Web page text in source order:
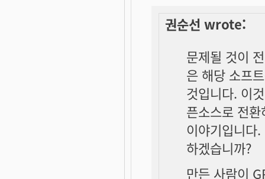
권순선 wrote:
문제될 것이
은 해당 소프
것입니다. 이
픈소스로 전
이야기입니다
하겠습니까?
만든 사람이